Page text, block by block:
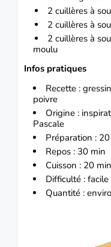
2 cuillères à
2 cuillères à
2 cuillères à
moulu
Infos pratiques
Recette :
poivre
Origine :
Pascale
Préparation :
Repos : 30 min
Cuisson : 20 min
Difficulté : facile
Quantité :